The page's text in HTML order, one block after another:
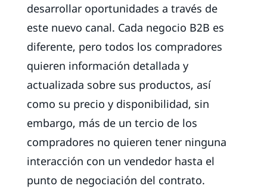
desarrollar oportunidades a través de
este nuevo canal. Cada negocio B2B es
diferente, pero todos los compradores
quieren información detallada y
actualizada sobre sus productos, así
como su precio y disponibilidad, sin
embargo, más de un tercio de los
compradores no quieren tener ninguna
interacción con un vendedor hasta el
punto de negociación del contrato.